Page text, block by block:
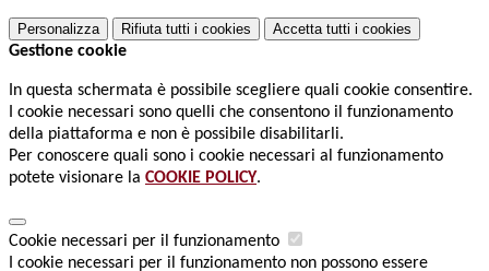
Personalizza Rifiuta tutti i cookies Accetta tutti i cookies
Gestione cookie
In questa schermata è possibile scegliere quali cookie consentire.
I cookie necessari sono quelli che consentono il funzionamento
della piattaforma e non è possibile disabilitarli.
Per conoscere quali sono i cookie necessari al funzionamento
potete visionare la COOKIE POLICY.
Cookie necessari per il funzionamento
I cookie necessari per il funzionamento non possono essere